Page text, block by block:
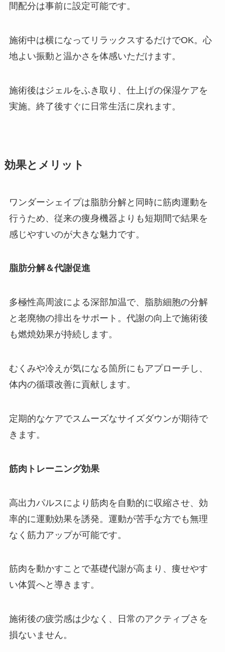
間配分は事前に設定可能です。
施術中は横になってリラックスするだけでOK。心
地よい振動と温かさを体感いただけます。
施術後はジェルをふき取り、仕上げの保湿ケアを
実施。終了後すぐに日常生活に戻れます。
効果とメリット
ワンダーシェイプは脂肪分解と同時に筋肉運動を
行うため、従来の痩身機器よりも短期間で結果を
感じやすいのが大きな魅力です。
脂肪分解＆代謝促進
多極性高周波による深部加温で、脂肪細胞の分解
と老廃物の排出をサポート。代謝の向上で施術後
も燃焼効果が持続します。
むくみや冷えが気になる箇所にもアプローチし、
体内の循環改善に貢献します。
定期的なケアでスムーズなサイズダウンが期待で
きます。
筋肉トレーニング効果
高出力パルスにより筋肉を自動的に収縮させ、効
率的に運動効果を誘発。運動が苦手な方でも無理
なく筋力アップが可能です。
筋肉を動かすことで基礎代謝が高まり、痩せやす
い体質へと導きます。
施術後の疲労感は少なく、日常のアクティブさを
損ないません。